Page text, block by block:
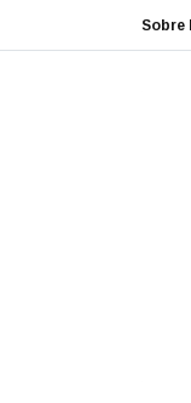
Sobre